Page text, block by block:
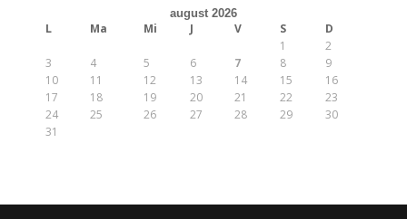
august 2026
L Ma Mi J V S
D
1
2
3
4 5 6 7 8
9
10
11 12 13 14 15
16
17
18 19 20 21 22
23
24
25 26 27 28 29
30
31